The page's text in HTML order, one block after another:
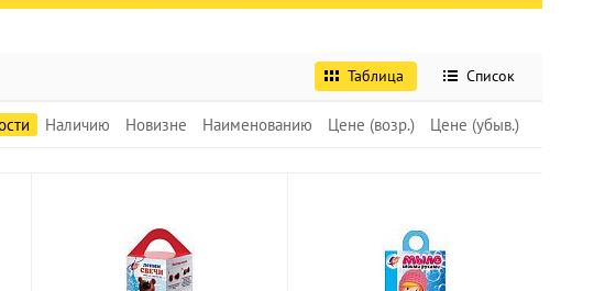
Таблица Список
Наличию Новизне Наименованию Цене (возр.) Цене (убыв.)